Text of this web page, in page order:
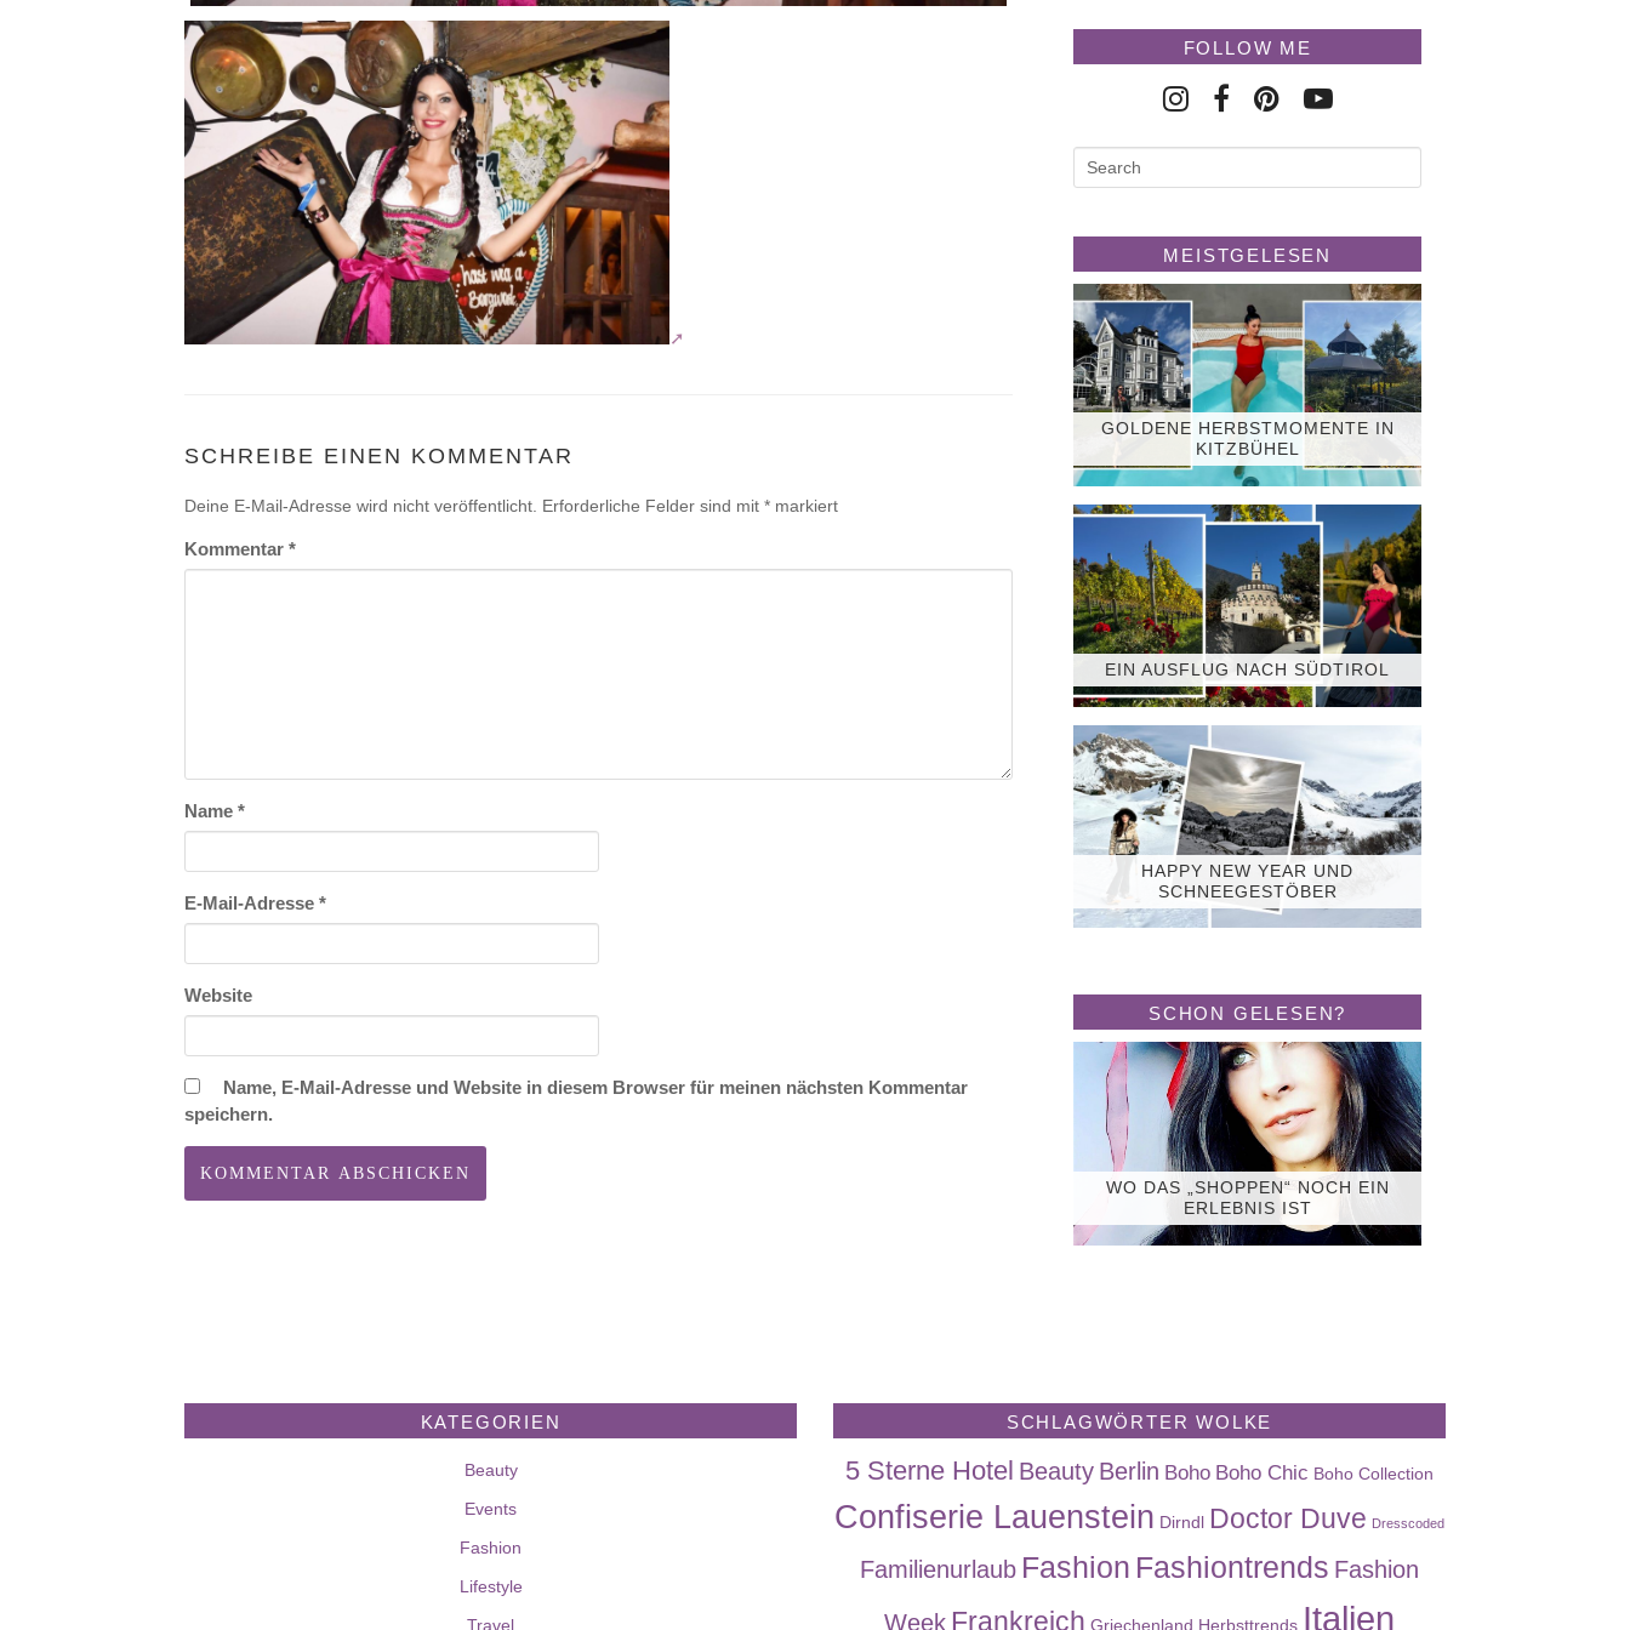
SCHREIBE EINEN KOMMENTAR
Deine E-Mail-Adresse wird nicht veröffentlicht. Erforderliche Felder sind mit * markiert
Kommentar *
Name *
E-Mail-Adresse *
Website
Name, E-Mail-Adresse und Website in diesem Browser für meinen nächsten Kommentar
speichern.
FOLLOW ME
MEISTGELESEN
GOLDENE HERBSTMOMENTE IN
KITZBÜHEL
EIN AUSFLUG NACH SÜDTIROL
HAPPY NEW YEAR UND
SCHNEEGESTÖBER
SCHON GELESEN?
WO DAS „SHOPPEN“ NOCH EIN
ERLEBNIS IST
KATEGORIEN
Beauty
Events
Fashion
Lifestyle
Travel
SCHLAGWÖRTER WOLKE
5 Sterne Hotel Beauty Berlin Boho Boho Chic Boho Collection
Confiserie Lauenstein Dirndl Doctor Duve Dresscoded
Familienurlaub Fashion Fashiontrends Fashion
Week Frankreich Griechenland Herbsttrends Italien